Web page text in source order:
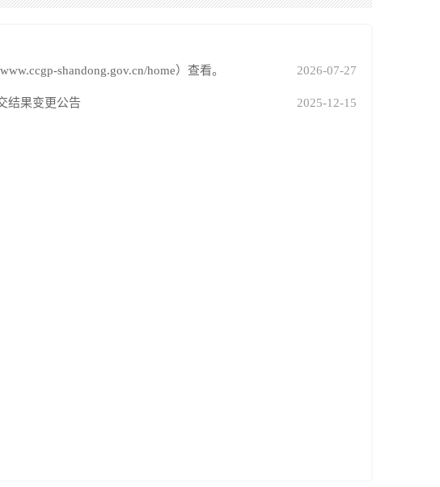
shandong.gov.cn/home）查看。 2026-07-27
结果变更公告 2025-12-15